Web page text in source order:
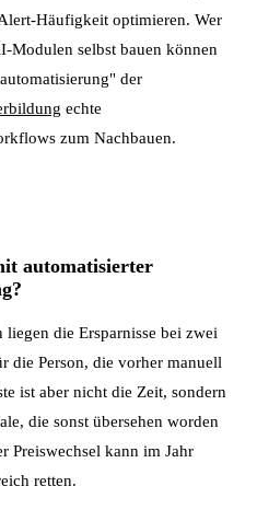
Häufigkeit optimieren. Wer
Modulen selbst bauen können
der
echte
zum Nachbauen.
automatisierter
die Ersparnisse bei zwei
die Person, die vorher manuell
ist aber nicht die Zeit, sondern
die sonst übersehen worden
Preiswechsel kann im Jahr
retten.